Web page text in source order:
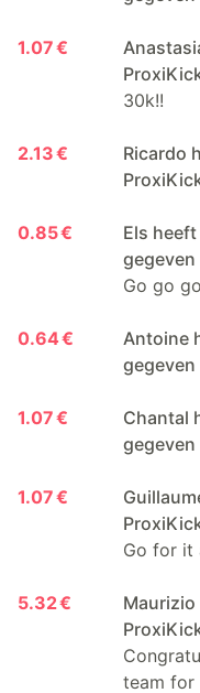
1.07 €
30k!!
2.13 €
Ricardo
0.85 €
Els
gegeven
Go go
0.64 €
Antoine
gegeven
1.07 €
Chantal
gegeven
1.07 €
Go for it
5.32 €
team for